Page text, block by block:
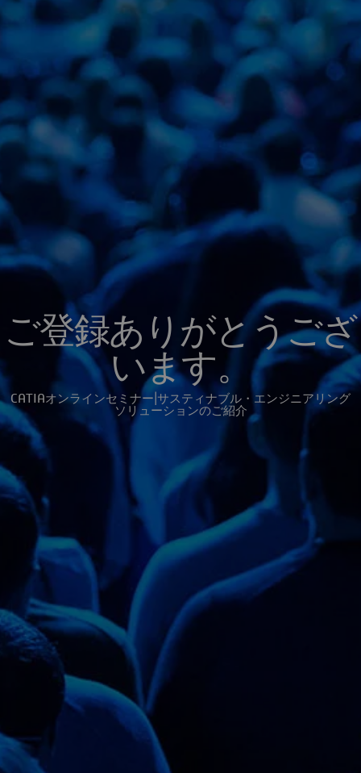
ご登録ありがとうござ
います。
CATIAオンラインセミナー|サスティナブル・エンジニアリング
ソリューションのご紹介